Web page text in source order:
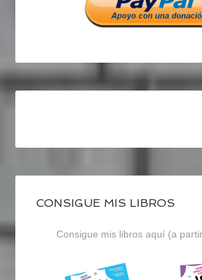
CONSIGUE MIS LIBROS
Consigue mis libros aquí (a